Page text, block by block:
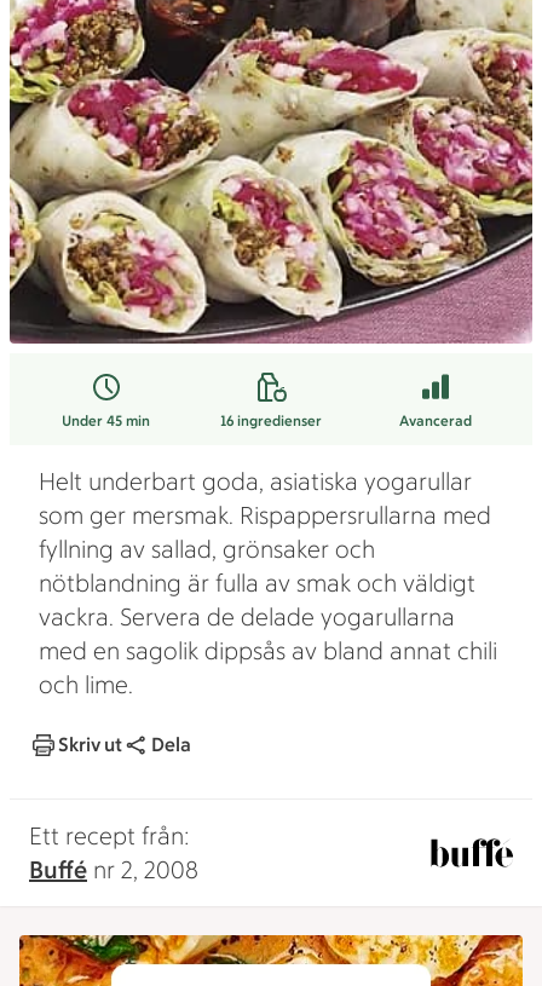
Under 45 min 16 ingredienser Avancerad
Helt underbart goda, asiatiska yogarullar
som ger mersmak. Rispappersrullarna med
fyllning av sallad, grönsaker och
nötblandning är fulla av smak och väldigt
vackra. Servera de delade yogarullarna
med en sagolik dippsås av bland annat chili
och lime.
Skriv ut Dela
Ett recept från:
Buffé nr 2, 2008